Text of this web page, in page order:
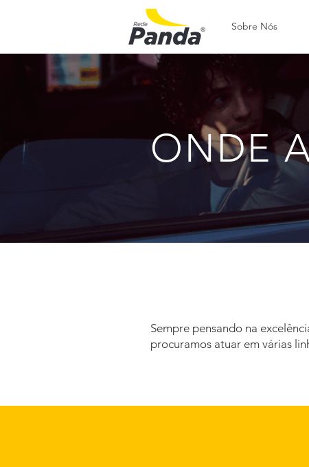
Sobre Nós
ONDE
Sempre pensando na
procuramos atuar em várias